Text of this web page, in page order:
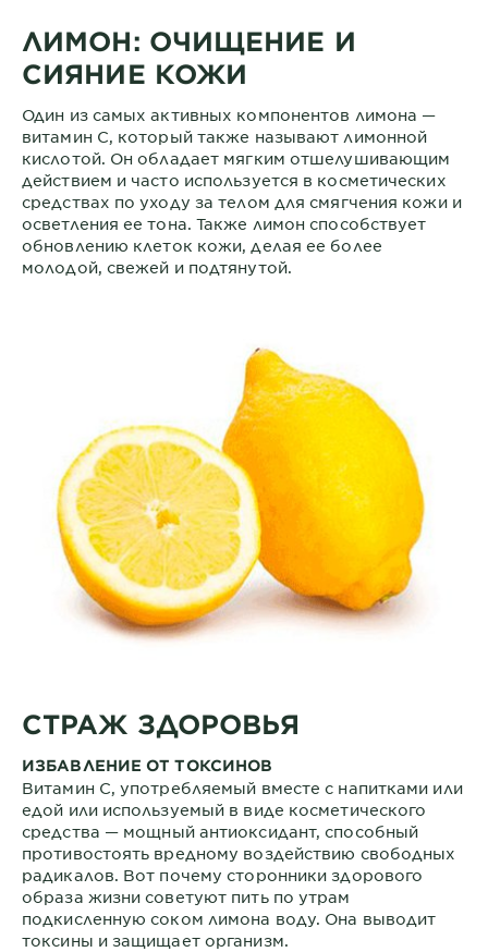
ЛИМОН: ОЧИЩЕНИЕ И
СИЯНИЕ КОЖИ
Один из самых активных компонентов лимона —
витамин С, который также называют лимонной
кислотой. Он обладает мягким отшелушивающим
действием и часто используется в косметических
средствах по уходу за телом для смягчения кожи и
осветления ее тона. Также лимон способствует
обновлению клеток кожи, делая ее более
молодой, свежей и подтянутой.
СТРАЖ ЗДОРОВЬЯ
ИЗБАВЛЕНИЕ ОТ ТОКСИНОВ
Витамин С, употребляемый вместе с напитками или
едой или используемый в виде косметического
средства — мощный антиоксидант, способный
противостоять вредному воздействию свободных
радикалов. Вот почему сторонники здорового
образа жизни советуют пить по утрам
подкисленную соком лимона воду. Она выводит
токсины и защищает организм.